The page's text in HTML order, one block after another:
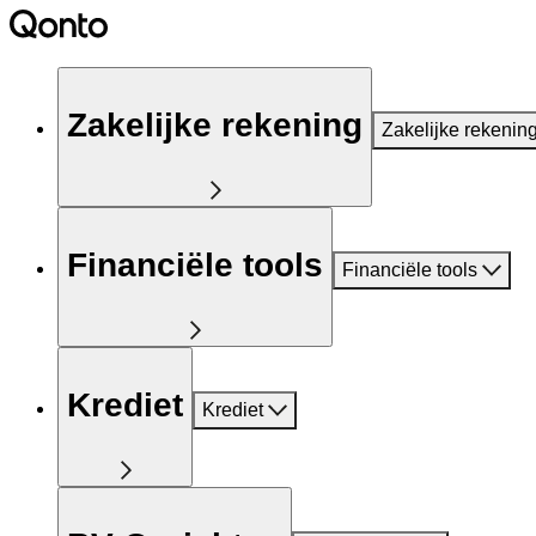
Zakelijke rekening Zakelijke
Financiële tools Financiële tools
Krediet Krediet